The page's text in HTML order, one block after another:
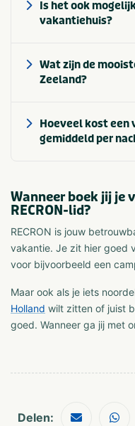
Is het ook
vakantiehuis?
Wat zijn de
Zeeland?
Hoeveel kost een
gemiddeld per
Wanneer boek jij je
RECRON-lid?
RECRON is jouw
vakantie. Je zit hier goed
voor bijvoorbeeld een
Maar ook als je iets
Holland wilt zitten of juist
goed. Wanneer ga jij met
Delen: